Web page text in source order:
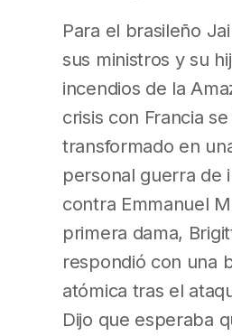
Para el brasileño
sus ministros y su
incendios de la
crisis con Francia
transformado en
personal guerra de
contra Emmanuel
primera dama,
respondió con una
atómica tras el
Dijo que esperaba